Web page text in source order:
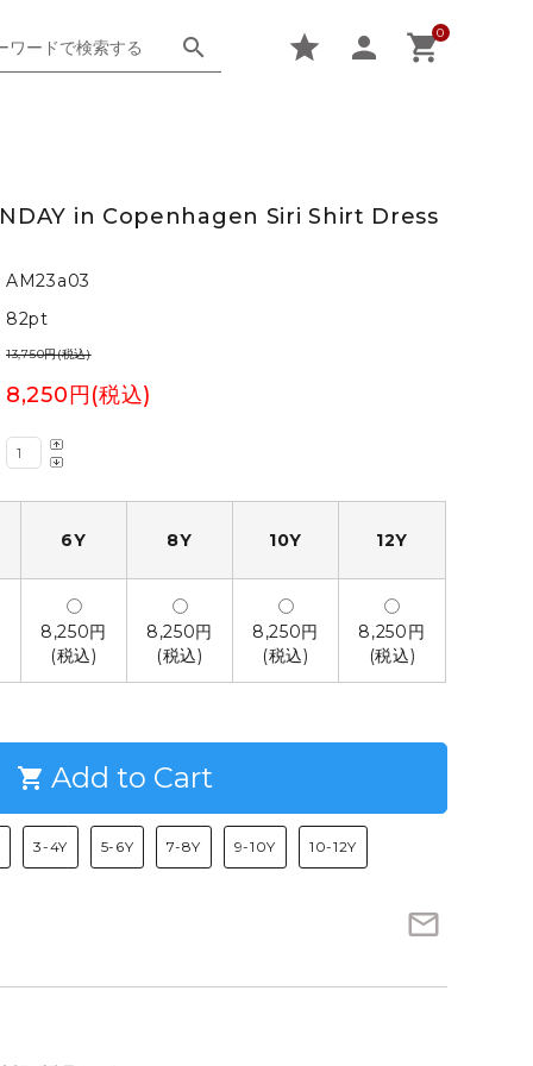
CAP / HAT
ESTHER
YOUNG DOUBLE
OVER 12Y-
search star person 0
shopping_cart
in Copenhagen Siri Shirt Dress
AM23a03
82pt
13,750円(税込)
8,250円(税込)
6Y 8Y 10Y 12Y
8,250円
(税込)
8,250円
(税込)
8,250円
(税込)
8,250円
(税込)
shopping_cart Add to Cart
3-4Y 5-6Y 7-8Y 9-10Y 10-12Y
mail_outline